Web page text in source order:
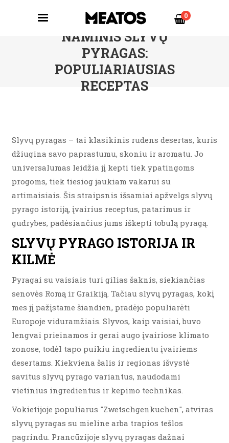
0
NAMINIS SLYVŲ
PYRAGAS:
POPULIARIAUSIAS
RECEPTAS
Slyvų pyragas – tai klasikinis rudens desertas, kuris
džiugina savo paprastumu, skoniu ir aromatu. Jo
universalumas leidžia jį kepti tiek ypatingoms
progoms, tiek tiesiog jaukiam vakarui su
artimaisiais. Šis straipsnis išsamiai apžvelgs slyvų
pyrago istoriją, įvairius receptus, patarimus ir
gudrybes, padėsiančius jums iškepti tobulą pyragą.
SLYVŲ PYRAGO ISTORIJA IR
KILMĖ
Pyragai su vaisiais turi gilias šaknis, siekiančias
senovės Romą ir Graikiją. Tačiau slyvų pyragas, kokį
mes jį pažįstame šiandien, pradėjo populiarėti
Europoje viduramžiais. Slyvos, kaip vaisiai, buvo
lengvai prieinamos ir gerai augo įvairiose klimato
zonose, todėl tapo puikiu ingredientu įvairiems
desertams. Kiekviena šalis ir regionas išvystė
savitus slyvų pyrago variantus, naudodami
vietinius ingredientus ir kepimo technikas.
Vokietijoje populiarus "Zwetschgenkuchen", atviras
slyvų pyragas su mieline arba trapios tešlos
pagrindu. Prancūzijoje slyvų pyragas dažnai